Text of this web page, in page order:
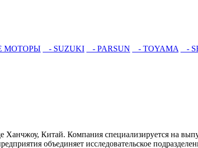
МОТОРЫ - SUZUKI - PARSUN - TOYAMA -
Ханчжоу, Китай. Компания специализируется на
объединяет исследовательское